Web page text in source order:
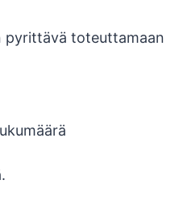
pyrittävä toteuttamaan